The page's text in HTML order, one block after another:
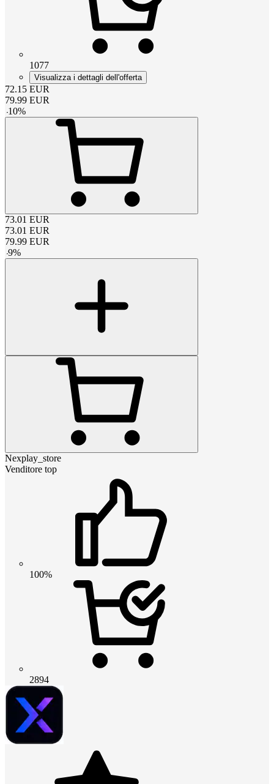
1077
Visualizza i dettagli dell'offerta
72.15 EUR
79.99 EUR
-10%
73.01 EUR
73.01 EUR
79.99 EUR
-9%
Nexplay_store
Venditore top
100%
2894